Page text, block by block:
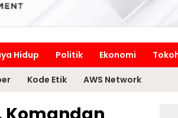
Hidup Politik Ekonomi
Kode Etik AWS Network